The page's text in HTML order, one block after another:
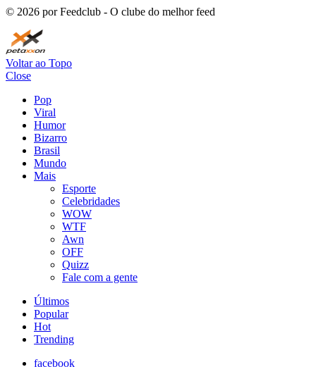
© 2026 por Feedclub - O clube do melhor feed
Voltar ao Topo
Close
Pop
Viral
Humor
Bizarro
Brasil
Mundo
Mais
Esporte
Celebridades
WOW
WTF
Awn
OFF
Quizz
Fale com a gente
Últimos
Popular
Hot
Trending
facebook